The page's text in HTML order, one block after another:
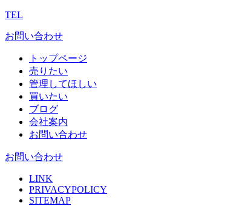
TEL
お問い合わせ
トップページ
売りたい
管理してほしい
買いたい
ブログ
会社案内
お問い合わせ
お問い合わせ
LINK
PRIVACYPOLICY
SITEMAP